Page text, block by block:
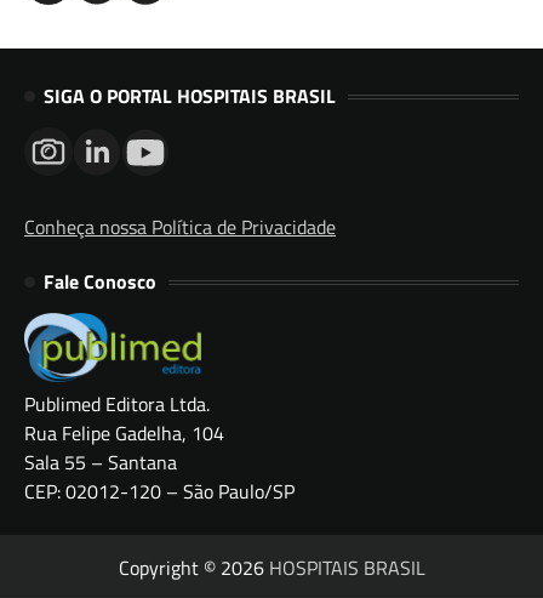
SIGA O PORTAL HOSPITAIS BRASIL
Conheça nossa Política de Privacidade
Fale Conosco
Publimed Editora Ltda.
Rua Felipe Gadelha, 104
Sala 55 – Santana
CEP: 02012-120 – São Paulo/SP
Copyright © 2026 HOSPITAIS BRASIL